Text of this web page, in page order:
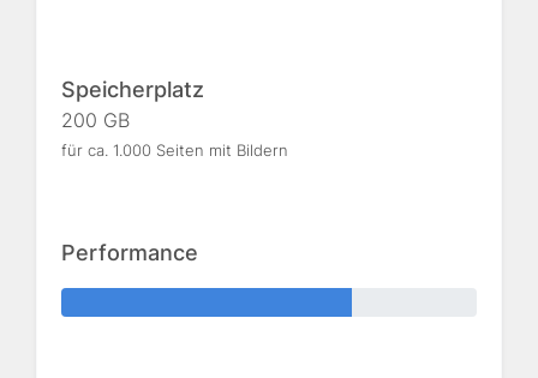
Speicherplatz
200 GB
für ca. 1.000 Seiten mit Bildern
Performance